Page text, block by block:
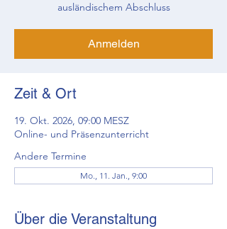
ausländischem Abschluss
Anmelden
Zeit & Ort
19. Okt. 2026, 09:00 MESZ
Online- und Präsenzunterricht
Andere Termine
Mo., 11. Jan., 9:00
Über die Veranstaltung